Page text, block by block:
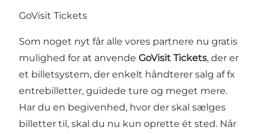
GoVisit Tickets
Som noget nyt får alle vores partnere nu gratis
mulighed for at anvende GoVisit Tickets, der er
et billetsystem, der enkelt håndterer salg af fx
entrebilletter, guidede ture og meget mere.
Har du en begivenhed, hvor der skal sælges
billetter til, skal du nu kun oprette ét sted. Når